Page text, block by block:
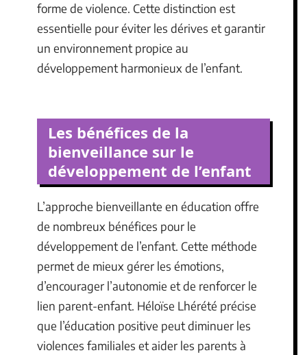
forme de violence. Cette distinction est
essentielle pour éviter les dérives et garantir
un environnement propice au
développement harmonieux de l’enfant.
Les bénéfices de la
bienveillance sur le
développement de l’enfant
L’approche bienveillante en éducation offre
de nombreux bénéfices pour le
développement de l’enfant. Cette méthode
permet de mieux gérer les émotions,
d’encourager l’autonomie et de renforcer le
lien parent-enfant. Héloïse Lhérété précise
que l’éducation positive peut diminuer les
violences familiales et aider les parents à